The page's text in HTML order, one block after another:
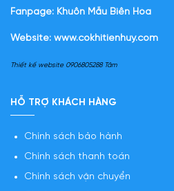
Fanpage: Khuôn Mẫu Biên Hòa
Website: www.cokhitienhuy.com
Thiết kế website 0906805288 Tâm
HỖ TRỢ KHÁCH HÀNG
Chính sách bảo hành
Chính sách thanh toán
Chính sách vận chuyển